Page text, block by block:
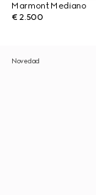
Marmont Mediano
€ 2.500
Novedad